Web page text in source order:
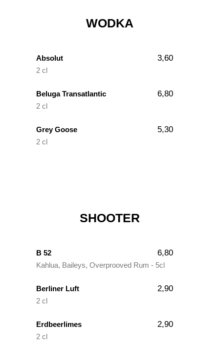
WODKA
Absolut 3,60
2 cl
Beluga Transatlantic 6,80
2 cl
Grey Goose 5,30
2 cl
SHOOTER
B 52 6,80
Kahlua, Baileys, Overprooved Rum - 5cl
Berliner Luft 2,90
2 cl
Erdbeerlimes 2,90
2 cl